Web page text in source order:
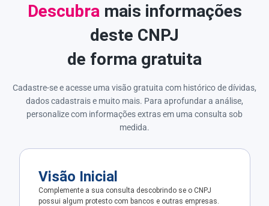
Descubramais informações
deste CNPJ
de forma gratuita
Cadastre-se e acesse uma visão gratuita com histórico de dívidas,
dados cadastrais e muito mais. Para aprofundar a análise,
personalize com informações extras em uma consulta sob
medida.
Visão Inicial
Complemente a sua consulta descobrindo se o CNPJ
possui algum protesto com bancos e outras empresas.